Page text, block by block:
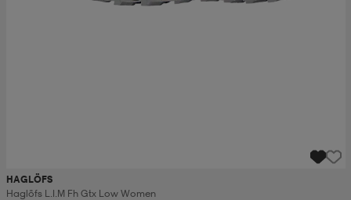
HAGLÖFS
Haglöfs L.i.m Fh Gtx Low Women